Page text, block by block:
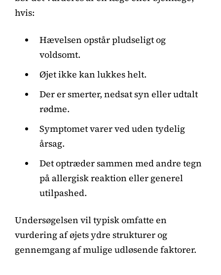
hvis:
Hævelsen opstår pludseligt og
voldsomt.
Øjet ikke kan lukkes helt.
Der er smerter, nedsat syn eller udtalt
rødme.
Symptomet varer ved uden tydelig
årsag.
Det optræder sammen med andre tegn
på allergisk reaktion eller generel
utilpashed.
Undersøgelsen vil typisk omfatte en
vurdering af øjets ydre strukturer og
gennemgang af mulige udløsende faktorer.